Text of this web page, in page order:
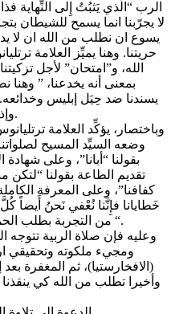
لا يجرّبنا انما يسمح للشيطان
يسوع ان نطلب من الله ان لا
حريتنا. وهنا يميِّز العلامة
الله، و”امتحان” لأجل
بمعنى أنه يخدعنا، ”
يسندنا ضد حِيَل إبليس
وإذا سمح بالتجربة فليحفظنا من اليأس.
وباختصار، يؤكِّد العلامة
وضعه السيِّد المسيح
بقولنا “أبانا”، وعلى
تقديم الطاعة بقولنا “لتكن
كفافنا”، وعلى المعرفة
خَطايانا فإِنَّنا نُعْفي نَحنُ أَيضاً
من التجربة بطلب الحماية بقولنا”ولا تَترُكنا نَتَعرَّضُ لِلَّتجرِبَة “.
وعليه فإن صلاة الربية تتوجه
ومجيء ملكوته وتحقيقي
(الافخارستيا)، ثم المغفرة بعد
وأخيرا تطلب من الله كي ينقذنا